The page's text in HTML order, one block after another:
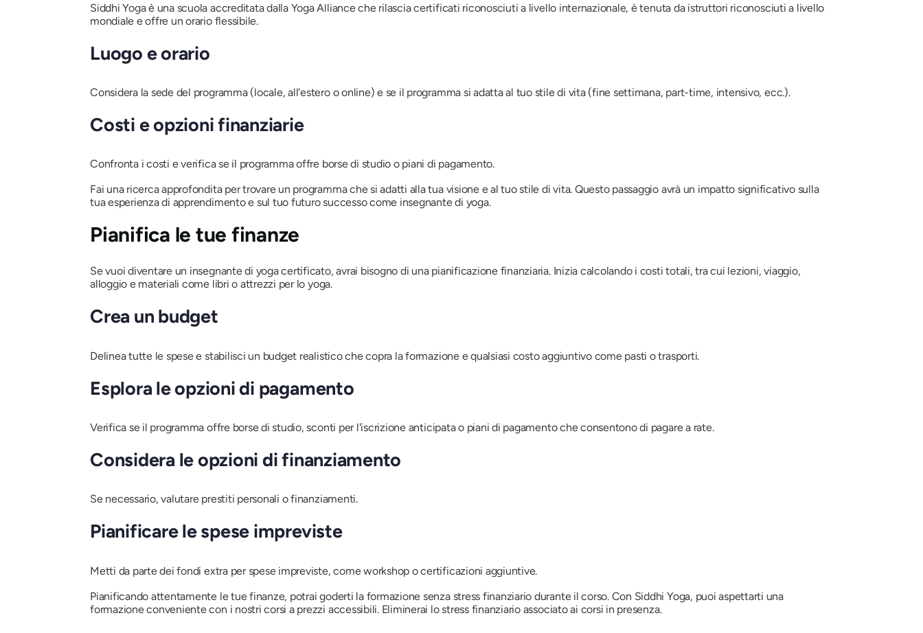
Siddhi Yoga è una scuola accreditata dalla Yoga Alliance che rilascia certificati riconosciuti a livello internazionale, è tenuta da istruttori riconosciuti a livello
mondiale e offre un orario flessibile.
Luogo e orario
Considera la sede del programma (locale, all'estero o online) e se il programma si adatta al tuo stile di vita (fine settimana, part-time, intensivo, ecc.).
Costi e opzioni finanziarie
Confronta i costi e verifica se il programma offre borse di studio o piani di pagamento.
Fai una ricerca approfondita per trovare un programma che si adatti alla tua visione e al tuo stile di vita. Questo passaggio avrà un impatto significativo sulla
tua esperienza di apprendimento e sul tuo futuro successo come insegnante di yoga.
Pianifica le tue finanze
Se vuoi diventare un insegnante di yoga certificato, avrai bisogno di una pianificazione finanziaria. Inizia calcolando i costi totali, tra cui lezioni, viaggio,
alloggio e materiali come libri o attrezzi per lo yoga.
Crea un budget
Delinea tutte le spese e stabilisci un budget realistico che copra la formazione e qualsiasi costo aggiuntivo come pasti o trasporti.
Esplora le opzioni di pagamento
Verifica se il programma offre borse di studio, sconti per l'iscrizione anticipata o piani di pagamento che consentono di pagare a rate.
Considera le opzioni di finanziamento
Se necessario, valutare prestiti personali o finanziamenti.
Pianificare le spese impreviste
Metti da parte dei fondi extra per spese impreviste, come workshop o certificazioni aggiuntive.
Pianificando attentamente le tue finanze, potrai goderti la formazione senza stress finanziario durante il corso. Con Siddhi Yoga, puoi aspettarti una
formazione conveniente con i nostri corsi a prezzi accessibili. Eliminerai lo stress finanziario associato ai corsi in presenza.